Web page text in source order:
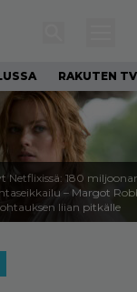
RAKUTEN TV
Netflixissä: 180
– Margot
liian pitkälle